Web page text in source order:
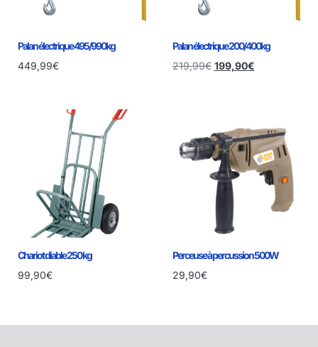
Palan électrique 495/990kg
449,99€
Palan électrique 200/400kg
219,99€ 199,90€
Chariot diable 250 kg
99,90€
Perceuse à percussion 500W
29,90€